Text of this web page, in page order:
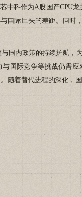
科作为A股国产CPU龙
国际巨头的差距。同
内政策的持续护航，
国际竞争等挑战仍需
随着替代进程的深化，